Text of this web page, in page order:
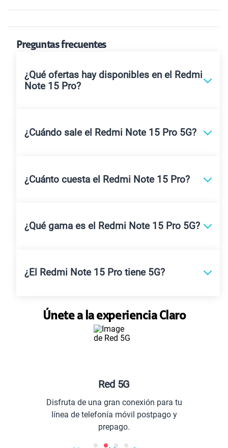
Preguntas frecuentes
¿Qué ofertas hay disponibles en el Redmi
Note 15 Pro?
¿Cuándo sale el Redmi Note 15 Pro 5G?
¿Cuánto cuesta el Redmi Note 15 Pro?
¿Qué gama es el Redmi Note 15 Pro 5G?
¿El Redmi Note 15 Pro tiene 5G?
Únete a la experiencia Claro
de una gran conexión para tu
telefonía móvil postpago y